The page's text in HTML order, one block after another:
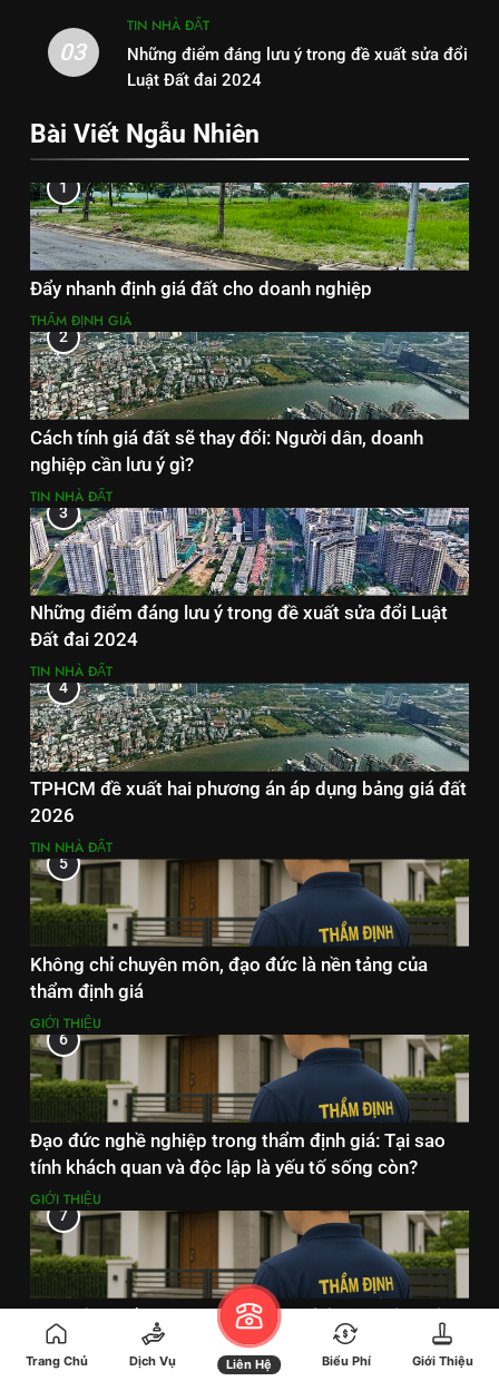
03
TIN NHÀ ĐẤT
Những điểm đáng lưu ý trong đề xuất sửa đổi
Luật Đất đai 2024
Bài Viết Ngẫu Nhiên
1
Đẩy nhanh định giá đất cho doanh nghiệp
THẨM ĐỊNH GIÁ
2
Cách tính giá đất sẽ thay đổi: Người dân, doanh
nghiệp cần lưu ý gì?
TIN NHÀ ĐẤT
3
Những điểm đáng lưu ý trong đề xuất sửa đổi Luật
Đất đai 2024
TIN NHÀ ĐẤT
4
TPHCM đề xuất hai phương án áp dụng bảng giá đất
2026
TIN NHÀ ĐẤT
5
Không chỉ chuyên môn, đạo đức là nền tảng của
thẩm định giá
GIỚI THIỆU
6
Đạo đức nghề nghiệp trong thẩm định giá: Tại sao
tính khách quan và độc lập là yếu tố sống còn?
GIỚI THIỆU
7
Mục đích thẩm định giá: Không chỉ là con số – mà
còn là niềm tin
GIỚI THIỆU
Trang Chủ Dịch Vụ Liên Hệ Biểu Phí Giới Thiệu